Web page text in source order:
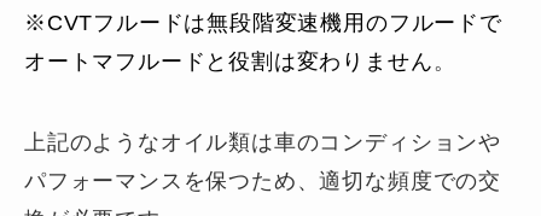
※CVTフルードは無段階変速機用のフルードで
オートマフルードと役割は変わりません 。
上記のようなオイル類は車のコンディションや
パフォーマンスを保つため、適切な頻度での交